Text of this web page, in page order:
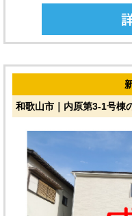
和歌山市｜内原第3-1号棟